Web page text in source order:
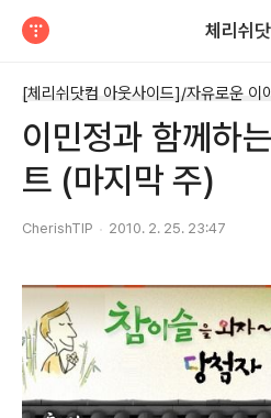
체리쉬
[체리쉬닷컴 아웃사이드]/자유로운 이
이민정과 함께하
트 (마지막 주)
CherishTIP 2010. 2. 25. 23:47